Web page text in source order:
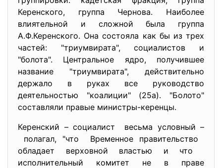
Керенского, группа Чернова. Наиболее
влиятельной и сложной была группа
А.Ф.Керенского. Она состояла как бы из трех
частей: "триумвирата", социалистов и
"болота". Центральное ядро, получившее
название "триумвирата", действительно
держало в руках все руководство
деятельностью "коалиции" (25а). "Болото"
составляли правые министры-керенцы.
Керенский – социалист весьма условный –
полагал, "что Временное правительство
обладает верховной властью и что
исполнительный комитет не в праве